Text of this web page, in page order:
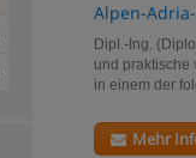
Alpen-
Dipl.-Ing.
und praktische
in einem der
Mehr